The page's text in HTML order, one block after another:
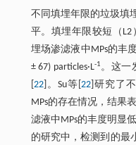
不同填埋年限的垃圾填
平。填埋年限较短（
埋场渗滤液中MPs的丰
± 67) particles·L-1。这一
22]。Su等[ 22]研究了
MPs的存在情况，结果
滤液中MPs的丰度明显
的研究中，检测到的最